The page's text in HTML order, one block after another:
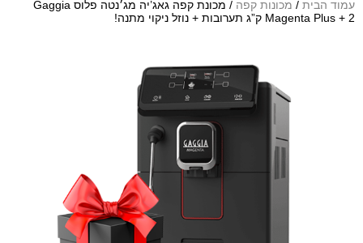
עמוד הבית / מכונות קפה
/ מכונת קפה גאג’יה מג׳נטה פלוס Gaggia
Magenta Plus + 2 ק”ג תערובות + נוזל ניקוי מתנה!